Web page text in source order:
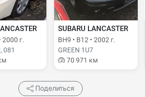
2000 г.
081
SUBARU LANCASTER
BH9 • B12 • 2002 г.
GREEN 1U7
70 971 км
Поделиться